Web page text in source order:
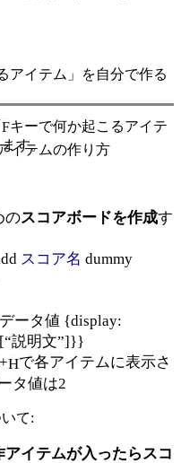
アイテム」を自分で作る
Fキーで何か起こるアイテ
す。
イテムの作り方
のスコアボードを作成す
スコア名 dummy
ータ値 {display:
説明文”]}}
+Hで各アイテムに表示さ
タ値は2
て:
イテムが入ったらスコ